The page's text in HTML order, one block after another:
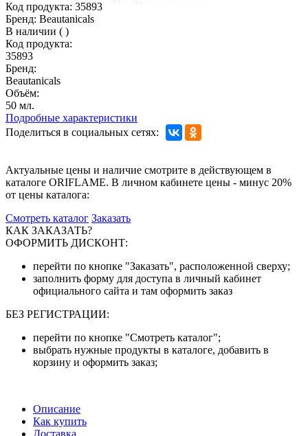
Код продукта: 35893
Бренд: Beautanicals
В наличии ( )
Код продукта:
35893
Бренд:
Beautanicals
Объём:
50 мл.
Подробные характеристики
Поделиться в социальных сетях:
Актуальные цены и наличие смотрите в действующем в
каталоге ORIFLAME. В личном кабинете цены - минус 20%
от цены каталога:
Смотреть каталог Заказать
КАК ЗАКАЗАТЬ?
ОФОРМИТЬ ДИСКОНТ:
перейти по кнопке "Заказать", расположенной сверху;
заполнить форму для доступа в личный кабинет
официального сайта и там оформить заказ
БЕЗ РЕГИСТРАЦИИ:
перейти по кнопке "Смотреть каталог";
выбрать нужные продукты в каталоге, добавить в
корзину и оформить заказ;
Описание
Как купить